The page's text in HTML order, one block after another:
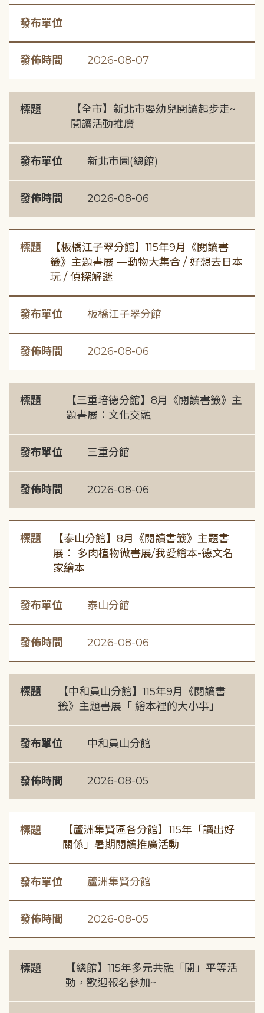
發布單位
發佈時間 2026-08-07
標題
【全市】新北市嬰幼兒閱讀起步走~
閱讀活動推廣
發布單位 新北市圖(總館)
發佈時間 2026-08-06
標題
【板橋江子翠分館】115年9月《閱讀書
籤》主題書展 —動物大集合 / 好想去日本
玩 / 偵探解謎
發布單位 板橋江子翠分館
發佈時間 2026-08-06
標題
【三重培德分館】8月《閱讀書籤》主
題書展：文化交融
發布單位 三重分館
發佈時間 2026-08-06
標題
【泰山分館】8月《閱讀書籤》主題書
展： 多肉植物微書展/我愛繪本-德文名
家繪本
發布單位 泰山分館
發佈時間 2026-08-06
標題
【中和員山分館】115年9月《閱讀書
籤》主題書展「 繪本裡的大小事」
發布單位 中和員山分館
發佈時間 2026-08-05
標題
【蘆洲集賢區各分館】115年「讀出好
關係」暑期閱讀推廣活動
發布單位 蘆洲集賢分館
發佈時間 2026-08-05
標題
【總館】115年多元共融「閱」平等活
動，歡迎報名參加~